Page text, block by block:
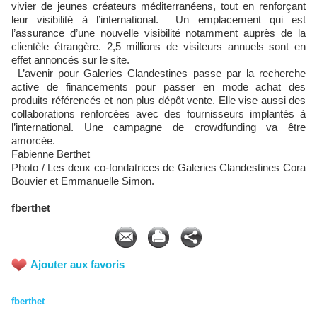
vivier de jeunes créateurs méditerranéens, tout en renforçant
leur visibilité à l’international. Un emplacement qui est
l’assurance d’une nouvelle visibilité notamment auprès de la
clientèle étrangère. 2,5 millions de visiteurs annuels sont en
effet annoncés sur le site.
L’avenir pour Galeries Clandestines passe par la recherche
active de financements pour passer en mode achat des
produits référencés et non plus dépôt vente. Elle vise aussi des
collaborations renforcées avec des fournisseurs implantés à
l’international. Une campagne de crowdfunding va être
amorcée.
Fabienne Berthet
Photo / Les deux co-fondatrices de Galeries Clandestines Cora
Bouvier et Emmanuelle Simon.
fberthet
Ajouter aux favoris
fberthet